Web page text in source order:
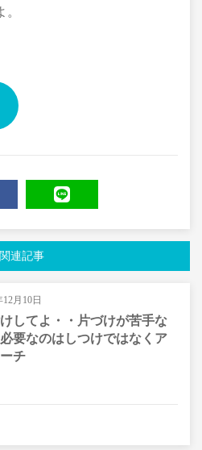
関連記事
12月10日
してよ・・片づけが苦手な
要なのはしつけではなくア
チ